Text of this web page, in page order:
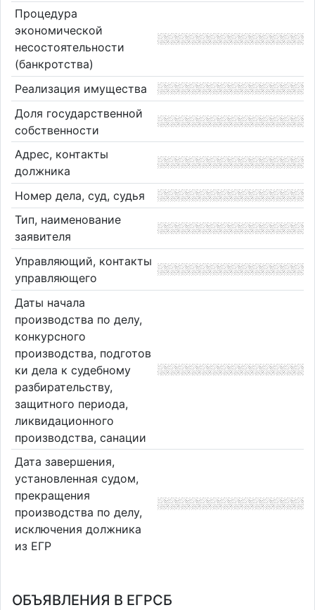
Процедура
экономической
несостоятельности
(банкротства)
Реализация имущества
Доля государственной
собственности
Адрес, контакты
должника
Номер дела, суд, судья
Тип, наименование
заявителя
Управляющий, контакты
управляющего
Даты начала
производства по делу,
конкурсного
производства, подготов
ки дела к судебному
разбирательству,
защитного периода,
ликвидационного
производства, санации
Дата завершения,
установленная судом,
прекращения
производства по делу,
исключения должника
из ЕГР
ОБЪЯВЛЕНИЯ В ЕГРСБ